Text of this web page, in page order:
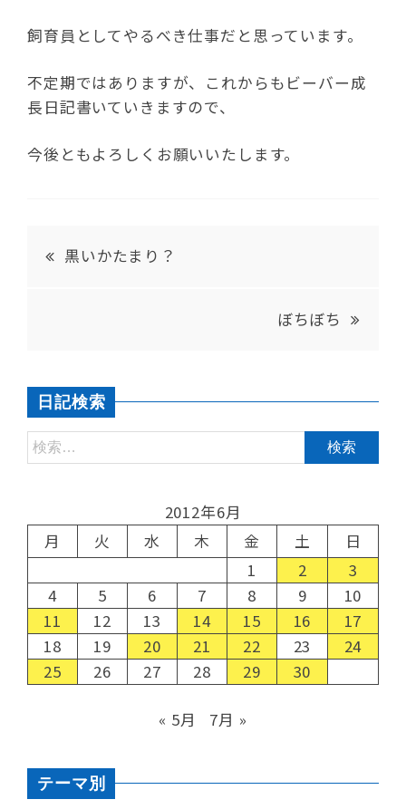
飼育員としてやるべき仕事だと思っています。
不定期ではありますが、これからもビーバー成
長日記書いていきますので、
今後ともよろしくお願いいたします。
黒いかたまり？
ぼちぼち
日記検索
2012年6月
月
火 水 木 金 土
日
1
2
3
4
5 6 7 8 9
10
11
12 13 14 15 16
17
18
19 20 21 22 23
24
25
26 27 28 29 30
« 5月 7月 »
テーマ別